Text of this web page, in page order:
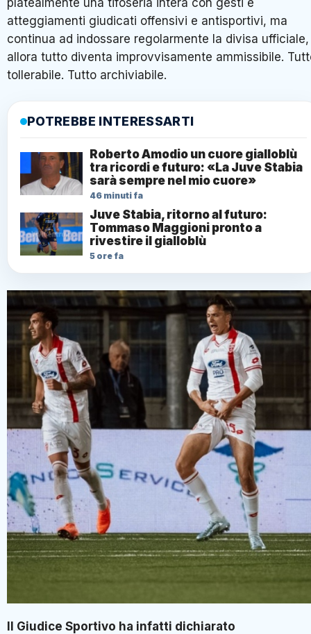
atteggiamenti giudicati offensivi e antisportivi, ma
continua ad indossare regolarmente la divisa ufficiale,
allora tutto diventa improvvisamente ammissibile.
tollerabile. Tutto archiviabile.
POTREBBE INTERESSARTI
Roberto Amodio un cuore gialloblù
tra ricordi e futuro: «La Juve Stabia
sarà sempre nel mio cuore»
46 minuti fa
Juve Stabia, ritorno al futuro:
Tommaso Maggioni pronto a
rivestire il gialloblù
5 ore fa
Il Giudice Sportivo ha infatti dichiarato